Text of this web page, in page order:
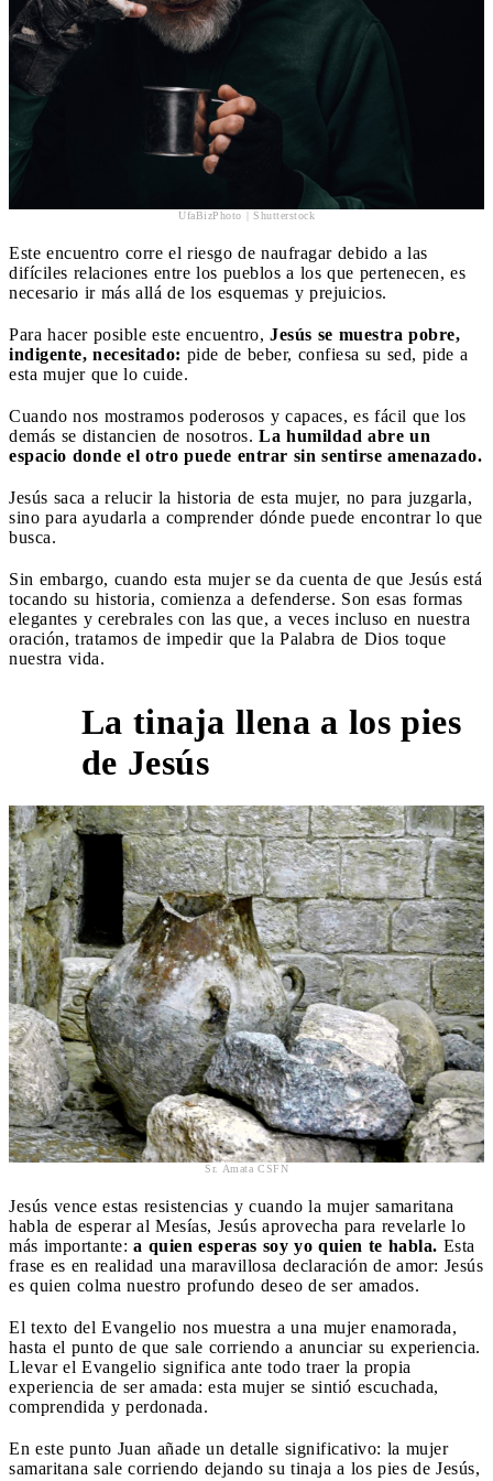
UfaBizPhoto | Shutterstock
Este encuentro corre el riesgo de naufragar debido a las
difíciles relaciones entre los pueblos a los que pertenecen, es
necesario ir más allá de los esquemas y prejuicios.
Para hacer posible este encuentro, Jesús se muestra pobre,
indigente, necesitado: pide de beber, confiesa su sed, pide a
esta mujer que lo cuide.
Cuando nos mostramos poderosos y capaces, es fácil que los
demás se distancien de nosotros. La humildad abre un
espacio donde el otro puede entrar sin sentirse amenazado.
Jesús saca a relucir la historia de esta mujer, no para juzgarla,
sino para ayudarla a comprender dónde puede encontrar lo que
busca.
Sin embargo, cuando esta mujer se da cuenta de que Jesús está
tocando su historia, comienza a defenderse. Son esas formas
elegantes y cerebrales con las que, a veces incluso en nuestra
oración, tratamos de impedir que la Palabra de Dios toque
nuestra vida.
La tinaja llena a los pies
de Jesús
Sr. Amata CSFN
Jesús vence estas resistencias y cuando la mujer samaritana
habla de esperar al Mesías, Jesús aprovecha para revelarle lo
más importante: a quien esperas soy yo quien te habla. Esta
frase es en realidad una maravillosa declaración de amor: Jesús
es quien colma nuestro profundo deseo de ser amados.
El texto del Evangelio nos muestra a una mujer enamorada,
hasta el punto de que sale corriendo a anunciar su experiencia.
Llevar el Evangelio significa ante todo traer la propia
experiencia de ser amada: esta mujer se sintió escuchada,
comprendida y perdonada.
En este punto Juan añade un detalle significativo: la mujer
samaritana sale corriendo dejando su tinaja a los pies de Jesús,